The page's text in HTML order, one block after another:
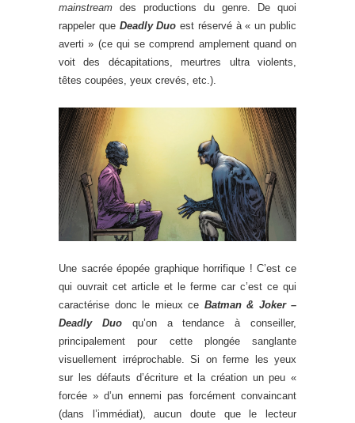
mainstream des productions du genre. De quoi
rappeler que Deadly Duo est réservé à « un public
averti » (ce qui se comprend amplement quand on
voit des décapitations, meurtres ultra violents,
têtes coupées, yeux crevés, etc.).
Une sacrée épopée graphique horrifique ! C’est ce
qui ouvrait cet article et le ferme car c’est ce qui
caractérise donc le mieux ce Batman & Joker –
Deadly Duoqu’on a tendance à conseiller,
principalement pour cette plongée sanglante
visuellement irréprochable. Si on ferme les yeux
sur les défauts d’écriture et la création un peu «
forcée » d’un ennemi pas forcément convaincant
(dans l’immédiat), aucun doute que le lecteur